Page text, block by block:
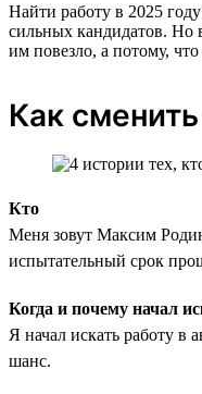
Найти работу в 2025
сильных кандидатов. Но
им повезло, а потому,
Как
Кто
Меня зовут Максим
испытательный срок
Когда и почему начал
Я начал искать работу в
шанс.